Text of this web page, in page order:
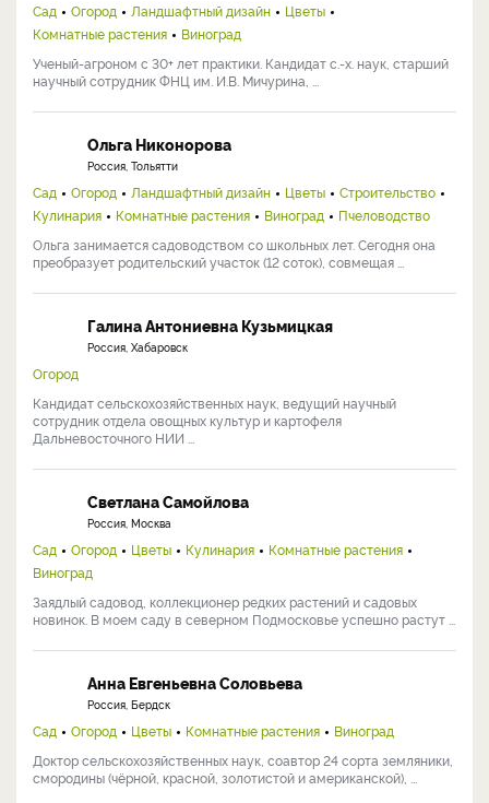
Сад Огород Ландшафтный дизайн
Цветы
Комнатные растения
Виноград
Ученый-агроном с 30+ лет практики. Кандидат с.-х. наук, старший
научный сотрудник ФНЦ им. И.В. Мичурина, ...
Ольга Никонорова
Россия, Тольятти
Сад Огород Ландшафтный дизайн Цветы
Строительство
Кулинария
Комнатные растения Виноград
Пчеловодство
Ольга занимается садоводством со школьных лет. Сегодня она
преобразует родительский участок (12 соток), совмещая ...
Галина Антониевна Кузьмицкая
Россия, Хабаровск
Огород
Кандидат сельскохозяйственных наук, ведущий научный
сотрудник отдела овощных культур и картофеля
Дальневосточного НИИ ...
Светлана Самойлова
Россия, Москва
Сад Огород Цветы Кулинария
Комнатные растения
Виноград
Заядлый садовод, коллекционер редких растений и садовых
новинок. В моем саду в северном Подмосковье успешно растут ...
Анна Евгеньевна Соловьева
Россия, Бердск
Сад Огород Цветы Комнатные растения
Виноград
Доктор сельскохозяйственных наук, соавтор 24 сорта земляники,
смородины (чёрной, красной, золотистой и американской), ...